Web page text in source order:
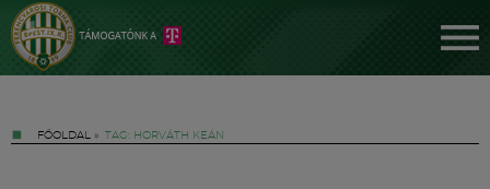
FŐOLDAL » TAG: HORVÁTH KEÁN